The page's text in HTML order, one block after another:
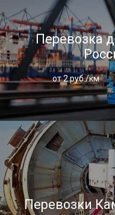
Перевозка
от 2 руб./км
Перевозки